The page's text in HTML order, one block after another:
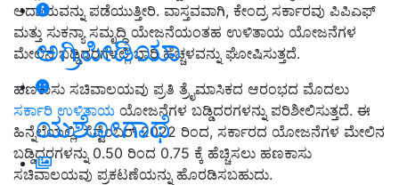
ಅಗ್ರಿಪೀಡಿಯಾ
ಯಶೋಗಾಥೆ
ಆದಾಯವನ್ನು ಪಡೆಯುತ್ತೀರಿ. ವಾಸ್ತವವಾಗಿ, ಕೇಂದ್ರ ಸರ್ಕಾರವು ಪಿಪಿಎಫ್
ಮತ್ತು ಸುಕನ್ಯಾ ಸಮೃದ್ಧಿ ಯೇಜನೆಯಂತಹ ಉಳಿತಾಯ ಯೋಜನೆಗಳ
ಮೇಲಿನ ಬಡ್ಡಿದರಗಳಲ್ಲಿ ಭಾರಿ ಹೆಚ್ಚಳವನ್ನು ಘೋಷಿಸುತ್ತದೆ.
ಹಣಕಾಸು ಸಚಿವಾಲಯವು ಪ್ರತಿ ತ್ರೈಮಾಸಿಕದ ಆರಂಭದ ಮೊದಲು
ಸರ್ಕಾರಿ ಉಳಿತಾಯ ಯೋಜನೆಗಳ ಬಡ್ಡಿದರಗಳನ್ನು ಪರಿಶೀಲಿಸುತ್ತದೆ. ಈ
ಹಿನ್ನೆಲೆಯಲ್ಲಿ, ಸೆಪ್ಟೆಂಬರ್ 2022 ರಿಂದ, ಸರ್ಕಾರದ ಯೋಜನೆಗಳ ಮೇಲಿನ
ಬಡ್ಡಿದರಗಳನ್ನು 0.50 ರಿಂದ 0.75 ಕ್ಕೆ ಹೆಚ್ಚಿಸಲು ಹಣಕಾಸು
ಸಚಿವಾಲಯವು ಪ್ರಕಟಣೆಯನ್ನು ಹೊರಡಿಸಬಹುದು.